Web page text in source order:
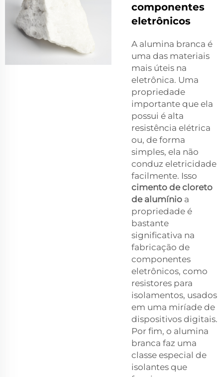
componentes
eletrônicos
A alumina branca é
uma das materiais
mais úteis na
eletrônica. Uma
propriedade
importante que ela
possui é alta
resistência elétrica
ou, de forma
simples, ela não
conduz eletricidade
facilmente. Isso
cimento de cloreto
de alumínio a
propriedade é
bastante
significativa na
fabricação de
componentes
eletrônicos, como
resistores para
isolamentos, usados
em uma miríade de
dispositivos digitais.
Por fim, o alumina
branca faz uma
classe especial de
isolantes que